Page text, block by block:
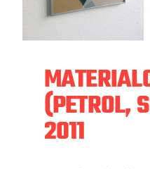
(PETROL,
2011